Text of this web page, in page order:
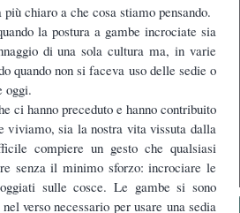
chiaro a che cosa stiamo pensando.
la postura a gambe incrociate sia
di una sola cultura ma, in varie
quando non si faceva uso delle sedie o
oggi.
ci hanno preceduto e hanno contribuito
viviamo, sia la nostra vita vissuta dalla
compiere un gesto che qualsiasi
senza il minimo sforzo: incrociare le
sulle cosce. Le gambe si sono
verso necessario per usare una sedia